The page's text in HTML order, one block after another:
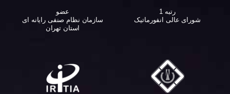
رتبه 1
شورای عالی انفورماتیک
عضو
سازمان نظام صنفی رایانه ای
استان تهران